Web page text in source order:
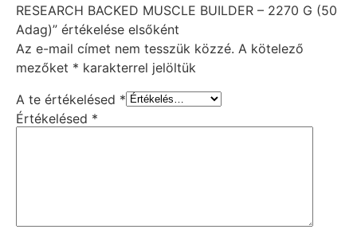
RESEARCH BACKED MUSCLE BUILDER – 2270 G (50
Adag)” értékelése elsőként
Az e-mail címet nem tesszük közzé. A kötelező
mezőket * karakterrel jelöltük
A te értékelésed *
Értékelésed *